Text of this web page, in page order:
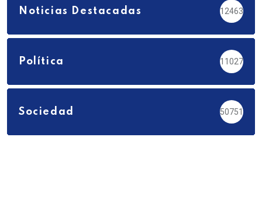
Noticias Destacadas 12463
Política 11027
Sociedad 50751